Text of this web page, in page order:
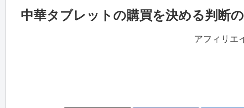
中華タブレットの購買を決める判断
アフィリエ